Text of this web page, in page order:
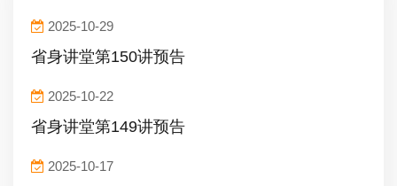
2025-10-29
省身讲堂第150讲预告
2025-10-22
省身讲堂第149讲预告
2025-10-17